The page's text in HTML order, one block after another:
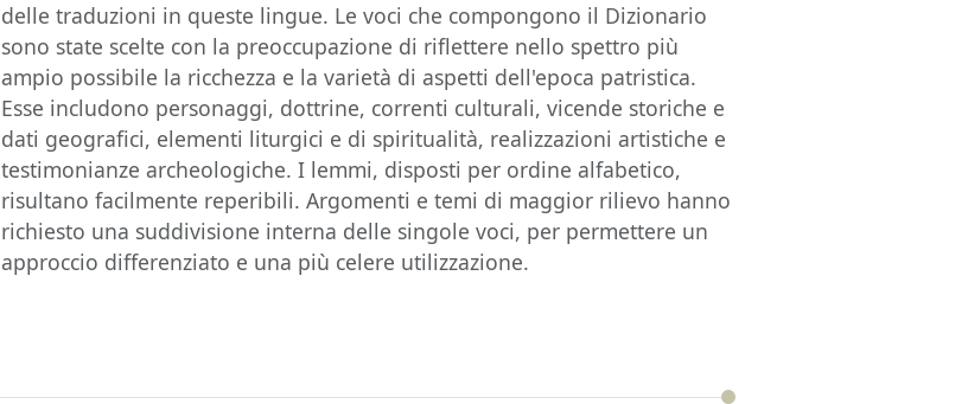
delle traduzioni in queste lingue. Le voci che compongono il Dizionario
sono state scelte con la preoccupazione di riflettere nello spettro più
ampio possibile la ricchezza e la varietà di aspetti dell'epoca patristica.
Esse includono personaggi, dottrine, correnti culturali, vicende storiche e
dati geografici, elementi liturgici e di spiritualità, realizzazioni artistiche e
testimonianze archeologiche. I lemmi, disposti per ordine alfabetico,
risultano facilmente reperibili. Argomenti e temi di maggior rilievo hanno
richiesto una suddivisione interna delle singole voci, per permettere un
approccio differenziato e una più celere utilizzazione.